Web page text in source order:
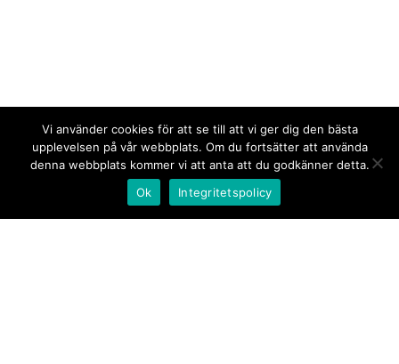
Vi använder cookies för att se till att vi ger dig den bästa
upplevelsen på vår webbplats. Om du fortsätter att använda
denna webbplats kommer vi att anta att du godkänner detta.
Ok
Integritetspolicy